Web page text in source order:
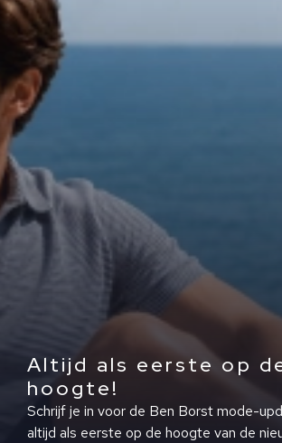
Altijd als eerste op
hoogte!
Schrijf je in voor de Ben Borst mode-
altijd als eerste op de hoogte van de